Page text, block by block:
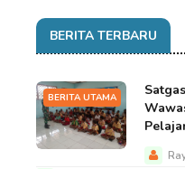
BERITA TERBARU
BERITA UTAMA